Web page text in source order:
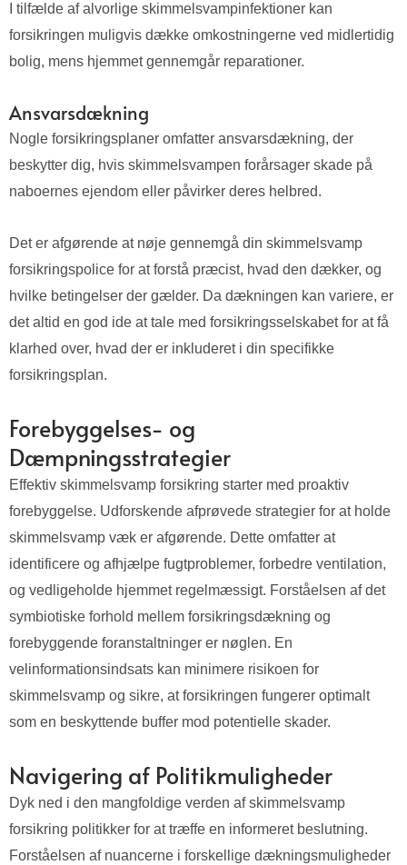
I tilfælde af alvorlige skimmelsvampinfektioner kan
forsikringen muligvis dække omkostningerne ved midlertidig
bolig, mens hjemmet gennemgår reparationer.
Ansvarsdækning
Nogle forsikringsplaner omfatter ansvarsdækning, der
beskytter dig, hvis skimmelsvampen forårsager skade på
naboernes ejendom eller påvirker deres helbred.
Det er afgørende at nøje gennemgå din skimmelsvamp
forsikringspolice for at forstå præcist, hvad den dækker, og
hvilke betingelser der gælder. Da dækningen kan variere, er
det altid en god ide at tale med forsikringsselskabet for at få
klarhed over, hvad der er inkluderet i din specifikke
forsikringsplan.
Forebyggelses- og
Dæmpningsstrategier
Effektiv skimmelsvamp forsikring starter med proaktiv
forebyggelse. Udforskende afprøvede strategier for at holde
skimmelsvamp væk er afgørende. Dette omfatter at
identificere og afhjælpe fugtproblemer, forbedre ventilation,
og vedligeholde hjemmet regelmæssigt. Forståelsen af det
symbiotiske forhold mellem forsikringsdækning og
forebyggende foranstaltninger er nøglen. En
velinformationsindsats kan minimere risikoen for
skimmelsvamp og sikre, at forsikringen fungerer optimalt
som en beskyttende buffer mod potentielle skader.
Navigering af Politikmuligheder
Dyk ned i den mangfoldige verden af skimmelsvamp
forsikring politikker for at træffe en informeret beslutning.
Forståelsen af nuancerne i forskellige dækningsmuligheder